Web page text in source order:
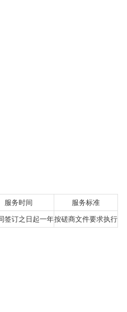
服务时间 服务标准
签订之日起一年按磋商文件要求执行